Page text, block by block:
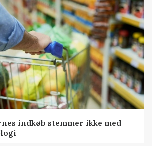
indkøb stemmer ikke med